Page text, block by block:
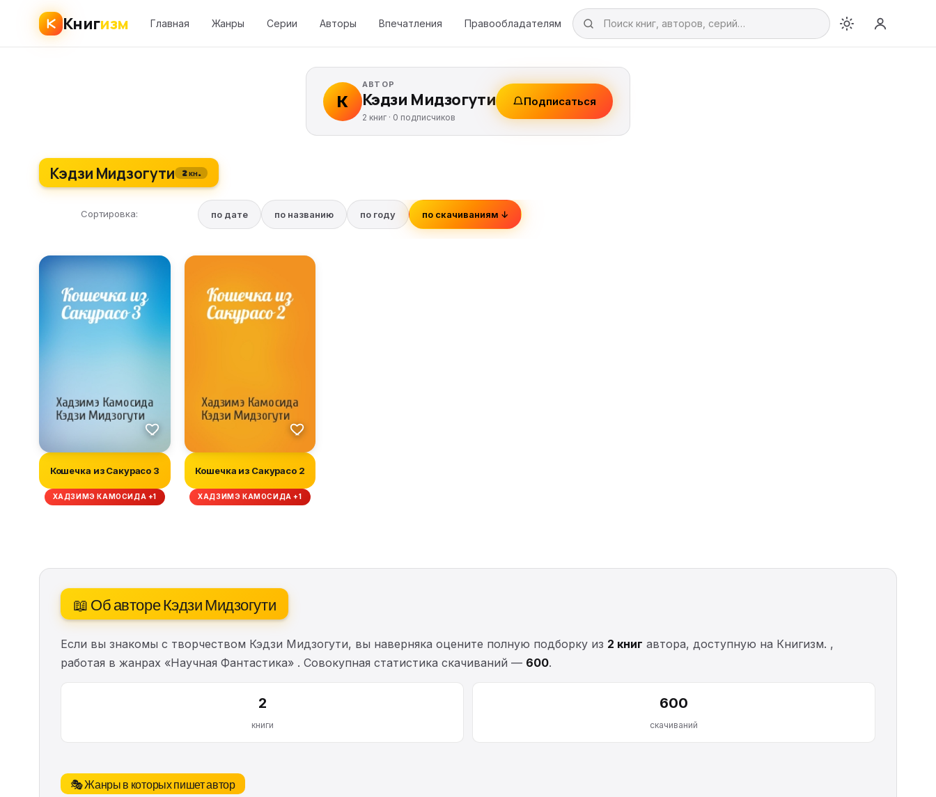
Книгизм Главная Жанры Серии Авторы Впечатления Правообладателям
К
АВТОР
Кэдзи Мидзогути
2 книг · 0 подписчиков
Подписаться
Кэдзи Мидзогути 2 кн.
Сортировка: по дате по названию по году по скачиваниям ↓
Кошечка из Сакурасо 3
ХАДЗИМЭ КАМОСИДА +1
Кошечка из Сакурасо 2
ХАДЗИМЭ КАМОСИДА +1
📖 Об авторе Кэдзи Мидзогути
Если вы знакомы с творчеством Кэдзи Мидзогути, вы наверняка оцените полную подборку из 2 книг автора, доступную на Книгизм. ,
работая в жанрах «Научная Фантастика» . Совокупная статистика скачиваний — 600.
2
книги
600
скачиваний
🎭 Жанры в которых пишет автор